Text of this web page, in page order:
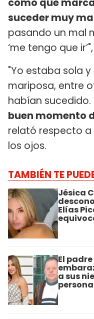
suceder muy
pasando un mal
‘me tengo que
"Yo estaba sola
mariposa, entre
habían sucedido.
buen momento
relató respecto a
los ojos.
TAMBIÉN TE
Jésica
Elías
El
a sus